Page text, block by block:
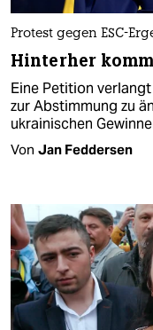
Protest gegen ESC-
Hinterher
Eine Petition
zur Abstimmung zu
ukrainischen
Von Jan Feddersen